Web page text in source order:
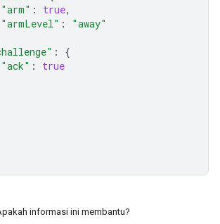
"arm" : true,
"armLevel" :
"away"
:
{
"ack" :
true
informasi ini membantu?